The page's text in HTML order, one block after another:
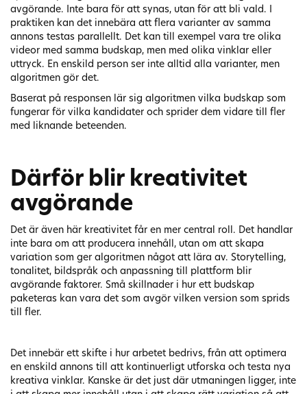
avgörande. Inte bara för att synas, utan för att bli vald. I
praktiken kan det innebära att flera varianter av samma
annons testas parallellt. Det kan till exempel vara tre olika
videor med samma budskap, men med olika vinklar eller
uttryck. En enskild person ser inte alltid alla varianter, men
algoritmen gör det.
Baserat på responsen lär sig algoritmen vilka budskap som
fungerar för vilka kandidater och sprider dem vidare till fler
med liknande beteenden.
Därför blir kreativitet
avgörande
Det är även här kreativitet får en mer central roll. Det handlar
inte bara om att producera innehåll, utan om att skapa
variation som ger algoritmen något att lära av. Storytelling,
tonalitet, bildspråk och anpassning till plattform blir
avgörande faktorer. Små skillnader i hur ett budskap
paketeras kan vara det som avgör vilken version som sprids
till fler.
Det innebär ett skifte i hur arbetet bedrivs, från att optimera
en enskild annons till att kontinuerligt utforska och testa nya
kreativa vinklar. Kanske är det just där utmaningen ligger, inte